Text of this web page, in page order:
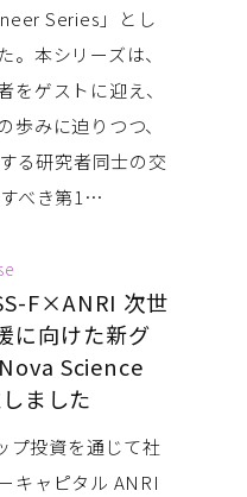
Series」とし
。本シリーズは、
をゲストに迎え、
歩みに迫りつつ、
る研究者同士の交
べき第1…
F×ANRI 次世
に向けた新グ
Science
ました
プ投資を通じて社
キャピタル ANRI